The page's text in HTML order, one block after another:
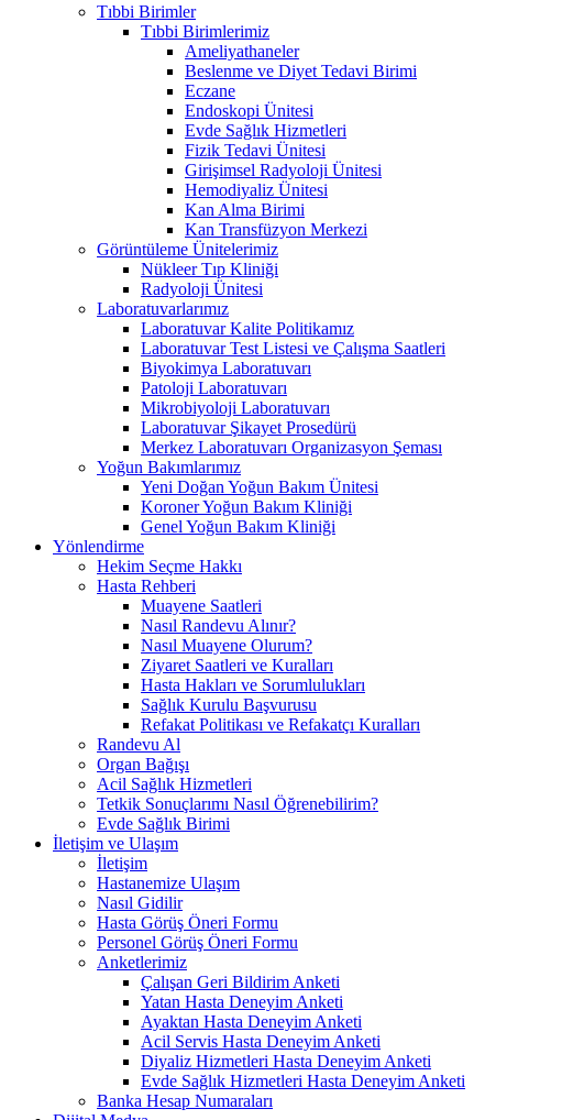
Tıbbi Birimler
Tıbbi Birimlerimiz
Ameliyathaneler
Beslenme ve Diyet Tedavi Birimi
Eczane
Endoskopi Ünitesi
Evde Sağlık Hizmetleri
Fizik Tedavi Ünitesi
Girişimsel Radyoloji Ünitesi
Hemodiyaliz Ünitesi
Kan Alma Birimi
Kan Transfüzyon Merkezi
Görüntüleme Ünitelerimiz
Nükleer Tıp Kliniği
Radyoloji Ünitesi
Laboratuvarlarımız
Laboratuvar Kalite Politikamız
Laboratuvar Test Listesi ve Çalışma Saatleri
Biyokimya Laboratuvarı
Patoloji Laboratuvarı
Mikrobiyoloji Laboratuvarı
Laboratuvar Şikayet Prosedürü
Merkez Laboratuvarı Organizasyon Şeması
Yoğun Bakımlarımız
Yeni Doğan Yoğun Bakım Ünitesi
Koroner Yoğun Bakım Kliniği
Genel Yoğun Bakım Kliniği
Yönlendirme
Hekim Seçme Hakkı
Hasta Rehberi
Muayene Saatleri
Nasıl Randevu Alınır?
Nasıl Muayene Olurum?
Ziyaret Saatleri ve Kuralları
Hasta Hakları ve Sorumlulukları
Sağlık Kurulu Başvurusu
Refakat Politikası ve Refakatçı Kuralları
Randevu Al
Organ Bağışı
Acil Sağlık Hizmetleri
Tetkik Sonuçlarımı Nasıl Öğrenebilirim?
Evde Sağlık Birimi
İletişim ve Ulaşım
İletişim
Hastanemize Ulaşım
Nasıl Gidilir
Hasta Görüş Öneri Formu
Personel Görüş Öneri Formu
Anketlerimiz
Çalışan Geri Bildirim Anketi
Yatan Hasta Deneyim Anketi
Ayaktan Hasta Deneyim Anketi
Acil Servis Hasta Deneyim Anketi
Diyaliz Hizmetleri Hasta Deneyim Anketi
Evde Sağlık Hizmetleri Hasta Deneyim Anketi
Banka Hesap Numaraları